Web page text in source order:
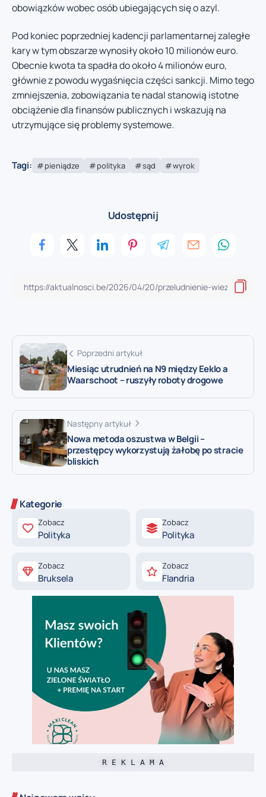
obowiązków wobec osób ubiegających się o azyl.
Pod koniec poprzedniej kadencji parlamentarnej zaległe
kary w tym obszarze wynosiły około 10 milionów euro.
Obecnie kwota ta spadła do około 4 milionów euro,
głównie z powodu wygaśnięcia części sankcji. Mimo tego
zmniejszenia, zobowiązania te nadal stanowią istotne
obciążenie dla finansów publicznych i wskazują na
utrzymujące się problemy systemowe.
Tagi: pieniądze polityka sąd wyrok
Udostępnij
Poprzedni artykuł
Miesiąc utrudnień na N9 między Eeklo a
Waarschoot – ruszyły roboty drogowe
Następny artykuł
Nowa metoda oszustwa w Belgii –
przestępcy wykorzystują żałobę po stracie
bliskich
Kategorie
Zobacz
Polityka
Zobacz
Polityka
Zobacz
Bruksela
Zobacz
Flandria
R E K L A M A